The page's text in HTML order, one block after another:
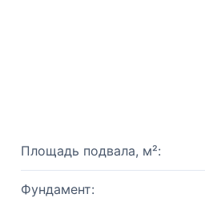
Площадь подвала, м²:
Фундамент: